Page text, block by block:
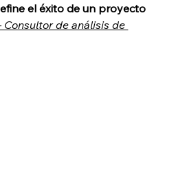
el éxito de un proyecto
de análisis de